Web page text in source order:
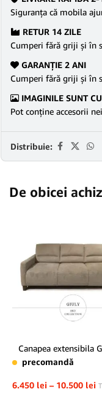
Siguranţa că mobila
RETUR 14 ZILE
Cumperi fără griji şi în
GARANŢIE 2 ANI
Cumperi fără griji şi în
IMAGINILE SUNT
Pot conține accesorii
Distribuie:
De obicei
Canapea extensibila
precomandă
6.450 lei – 10.500 lei